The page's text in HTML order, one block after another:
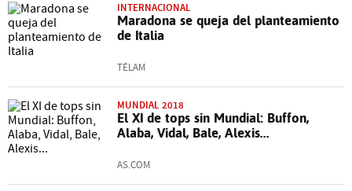
INTERNACIONAL
Maradona se queja del planteamiento
de Italia
TÉLAM
MUNDIAL 2018
El XI de tops sin Mundial: Buffon,
Alaba, Vidal, Bale, Alexis...
AS.COM